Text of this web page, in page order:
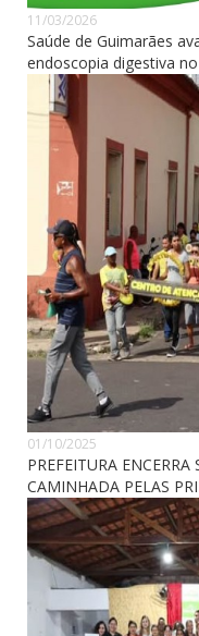
11/03/2026
Saúde de Guimarães
endoscopia digestiva
01/10/2025
PREFEITURA
CAMINHADA PELAS